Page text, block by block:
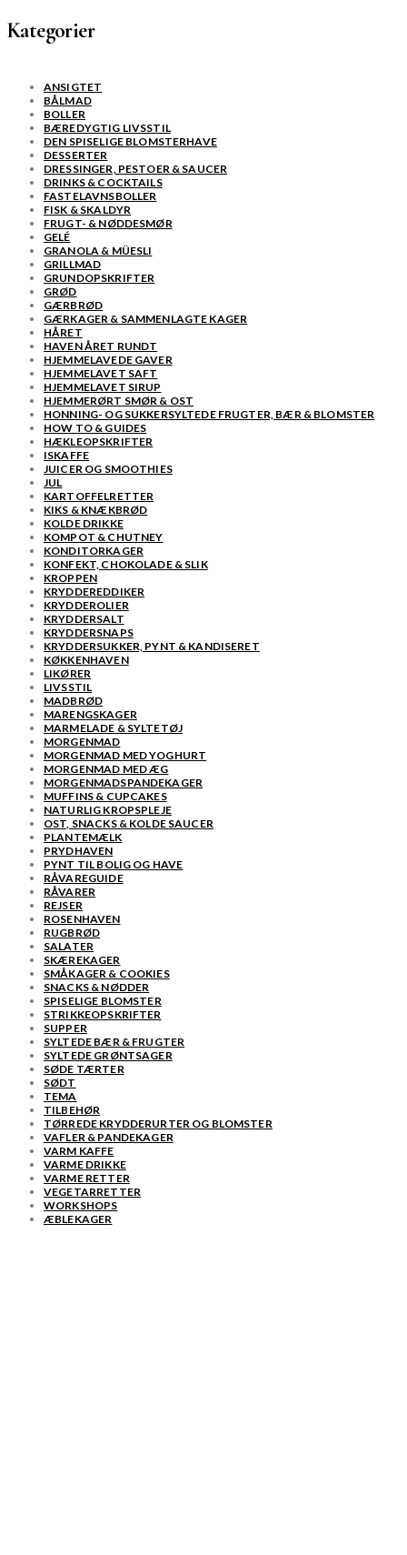
Kategorier
ANSIGTET
BÅLMAD
BOLLER
BÆREDYGTIG LIVSSTIL
DEN SPISELIGE BLOMSTERHAVE
DESSERTER
DRESSINGER, PESTOER & SAUCER
DRINKS & COCKTAILS
FASTELAVNSBOLLER
FISK & SKALDYR
FRUGT- & NØDDESMØR
GELÉ
GRANOLA & MÜESLI
GRILLMAD
GRUNDOPSKRIFTER
GRØD
GÆRBRØD
GÆRKAGER & SAMMENLAGTE KAGER
HÅRET
HAVEN ÅRET RUNDT
HJEMMELAVEDE GAVER
HJEMMELAVET SAFT
HJEMMELAVET SIRUP
HJEMMERØRT SMØR & OST
HONNING- OG SUKKERSYLTEDE FRUGTER, BÆR & BLOMSTER
HOW TO & GUIDES
HÆKLEOPSKRIFTER
ISKAFFE
JUICER OG SMOOTHIES
JUL
KARTOFFELRETTER
KIKS & KNÆKBRØD
KOLDE DRIKKE
KOMPOT & CHUTNEY
KONDITORKAGER
KONFEKT, CHOKOLADE & SLIK
KROPPEN
KRYDDEREDDIKER
KRYDDEROLIER
KRYDDERSALT
KRYDDERSNAPS
KRYDDERSUKKER, PYNT & KANDISERET
KØKKENHAVEN
LIKØRER
LIVSSTIL
MADBRØD
MARENGSKAGER
MARMELADE & SYLTETØJ
MORGENMAD
MORGENMAD MED YOGHURT
MORGENMAD MED ÆG
MORGENMADSPANDEKAGER
MUFFINS & CUPCAKES
NATURLIG KROPSPLEJE
OST, SNACKS & KOLDE SAUCER
PLANTEMÆLK
PRYDHAVEN
PYNT TIL BOLIG OG HAVE
RÅVAREGUIDE
RÅVARER
REJSER
ROSENHAVEN
RUGBRØD
SALATER
SKÆREKAGER
SMÅKAGER & COOKIES
SNACKS & NØDDER
SPISELIGE BLOMSTER
STRIKKEOPSKRIFTER
SUPPER
SYLTEDE BÆR & FRUGTER
SYLTEDE GRØNTSAGER
SØDE TÆRTER
SØDT
TEMA
TILBEHØR
TØRREDE KRYDDERURTER OG BLOMSTER
VAFLER & PANDEKAGER
VARM KAFFE
VARME DRIKKE
VARME RETTER
VEGETARRETTER
WORKSHOPS
ÆBLEKAGER